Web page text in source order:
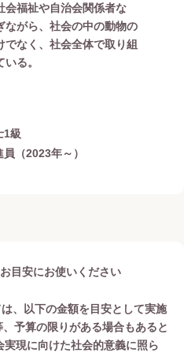
会福祉や自治会関係者な
ながら、社会の中の動物の
でなく、社会全体で取り組
る。
1級
（2023年～）
目安にお使いください
、以下の金額を目安として実施
予算の限りがある場合もあると
現に向けた社会的意義に照ら